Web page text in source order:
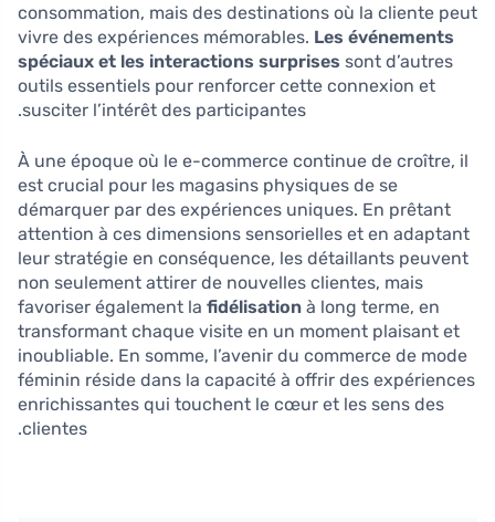
consommation, mais des destinations où la cliente peut
vivre des expériences mémorables. Les événements
spéciaux et les interactions surprises sont d’autres
outils essentiels pour renforcer cette connexion et
susciter l’intérêt des participantes.
À une époque où le e-commerce continue de croître, il
est crucial pour les magasins physiques de se
démarquer par des expériences uniques. En prêtant
attention à ces dimensions sensorielles et en adaptant
leur stratégie en conséquence, les détaillants peuvent
non seulement attirer de nouvelles clientes, mais
favoriser également la fidélisation à long terme, en
transformant chaque visite en un moment plaisant et
inoubliable. En somme, l’avenir du commerce de mode
féminin réside dans la capacité à offrir des expériences
enrichissantes qui touchent le cœur et les sens des
clientes.